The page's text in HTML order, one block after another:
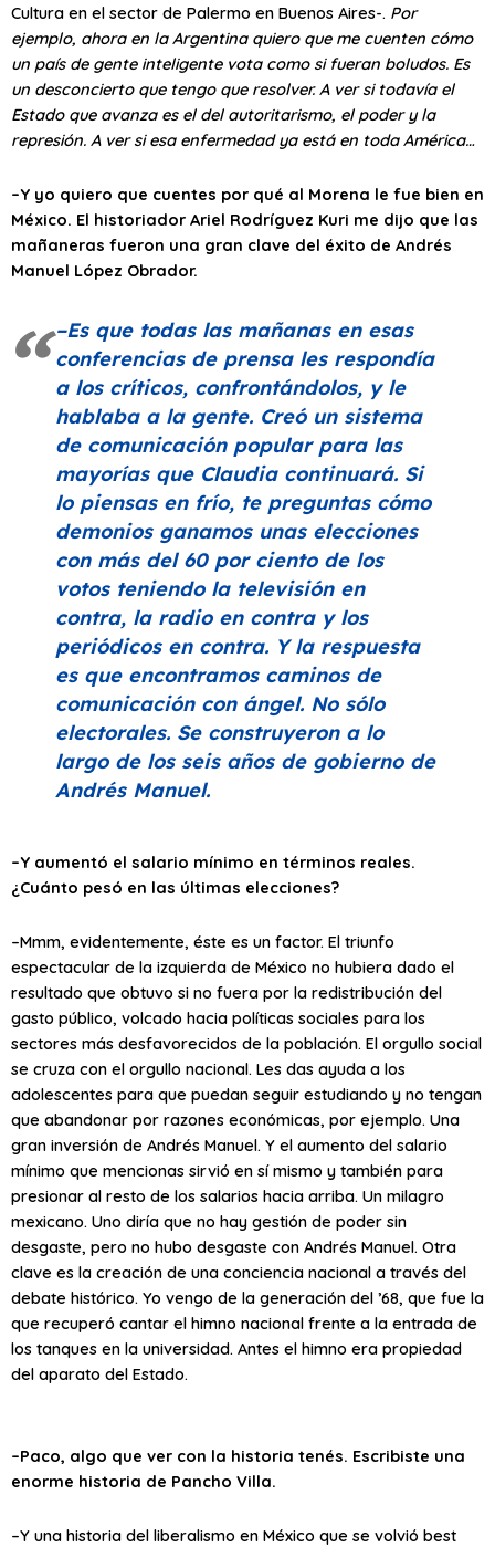
Cultura en el sector de Palermo en Buenos Aires-. Por
ejemplo, ahora en la Argentina quiero que me cuenten cómo
un país de gente inteligente vota como si fueran boludos. Es
un desconcierto que tengo que resolver. A ver si todavía el
Estado que avanza es el del autoritarismo, el poder y la
represión. A ver si esa enfermedad ya está en toda América…
–Y yo quiero que cuentes por qué al Morena le fue bien en
México. El historiador Ariel Rodríguez Kuri me dijo que las
mañaneras fueron una gran clave del éxito de Andrés
Manuel López Obrador.
–Es que todas las mañanas en esas
conferencias de prensa les respondía
a los críticos, confrontándolos, y le
hablaba a la gente. Creó un sistema
de comunicación popular para las
mayorías que Claudia continuará. Si
lo piensas en frío, te preguntas cómo
demonios ganamos unas elecciones
con más del 60 por ciento de los
votos teniendo la televisión en
contra, la radio en contra y los
periódicos en contra. Y la respuesta
es que encontramos caminos de
comunicación con ángel. No sólo
electorales. Se construyeron a lo
largo de los seis años de gobierno de
Andrés Manuel.
–Y aumentó el salario mínimo en términos reales.
¿Cuánto pesó en las últimas elecciones?
–Mmm, evidentemente, éste es un factor. El triunfo
espectacular de la izquierda de México no hubiera dado el
resultado que obtuvo si no fuera por la redistribución del
gasto público, volcado hacia políticas sociales para los
sectores más desfavorecidos de la población. El orgullo social
se cruza con el orgullo nacional. Les das ayuda a los
adolescentes para que puedan seguir estudiando y no tengan
que abandonar por razones económicas, por ejemplo. Una
gran inversión de Andrés Manuel. Y el aumento del salario
mínimo que mencionas sirvió en sí mismo y también para
presionar al resto de los salarios hacia arriba. Un milagro
mexicano. Uno diría que no hay gestión de poder sin
desgaste, pero no hubo desgaste con Andrés Manuel. Otra
clave es la creación de una conciencia nacional a través del
debate histórico. Yo vengo de la generación del ’68, que fue la
que recuperó cantar el himno nacional frente a la entrada de
los tanques en la universidad. Antes el himno era propiedad
del aparato del Estado.
–Paco, algo que ver con la historia tenés. Escribiste una
enorme historia de Pancho Villa.
–Y una historia del liberalismo en México que se volvió best